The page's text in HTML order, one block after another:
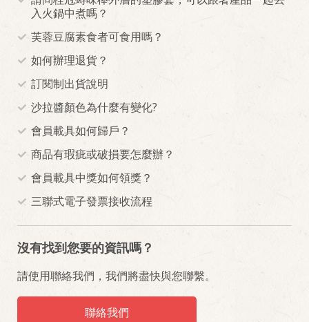
入火鍋中煮嗎？
芙蓉豆腐素食者可食用嗎？
如何辦理退貨？
訂閱制出貨說明
沙拉醬顏色為什麼有變化?
會員載具如何歸戶？
商品有瑕疵或破損要怎麼辦？
會員載具中獎如何領獎？
三聯式電子發票接收流程
沒有找到您要的資訊嗎？
請使用聯絡我們，我們將盡快與您聯繫。
聯絡我們